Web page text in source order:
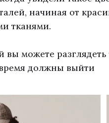
начиная от
тканями.
можете разглядеть
должны выйти